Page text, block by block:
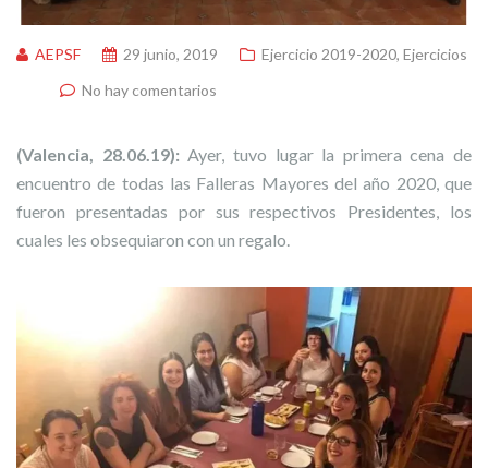
AEPSF 29 junio, 2019 Ejercicio 2019-2020, Ejercicios
No hay comentarios
(Valencia, 28.06.19): Ayer, tuvo lugar la primera cena de
encuentro de todas las Falleras Mayores del año 2020, que
fueron presentadas por sus respectivos Presidentes, los
cuales les obsequiaron con un regalo.